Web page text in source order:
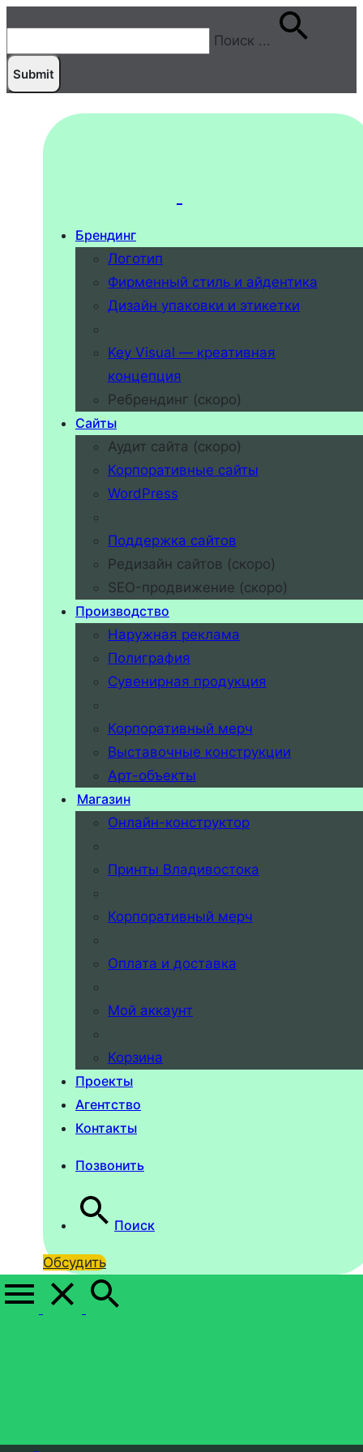
Поиск ...
Брендинг
Логотип
Фирменный стиль и айдентика
Дизайн упаковки и этикетки
Key Visual — креативная
концепция
Ребрендинг (скоро)
Сайты
Аудит сайта (скоро)
Корпоративные сайты
WordPress
Поддержка сайтов
Редизайн сайтов (скоро)
SEO-продвижение (скоро)
Производство
Наружная реклама
Полиграфия
Сувенирная продукция
Корпоративный мерч
Выставочные конструкции
Арт-объекты
Магазин
Онлайн-конструктор
Принты Владивостока
Корпоративный мерч
Оплата и доставка
Мой аккаунт
Корзина
Проекты
Агентство
Контакты
Позвонить
Поиск
Обсудить